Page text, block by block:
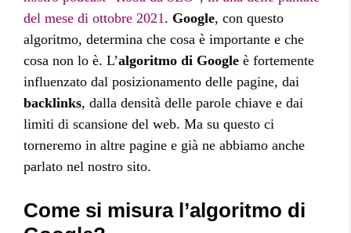
del mese di ottobre 2021. Google, con questo
algoritmo, determina che cosa è importante e che
cosa non lo è. L’algoritmo di Google è fortemente
influenzato dal posizionamento delle pagine, dai
backlinks, dalla densità delle parole chiave e dai
limiti di scansione del web. Ma su questo ci
torneremo in altre pagine e già ne abbiamo anche
parlato nel nostro sito.
Come si misura l’algoritmo di